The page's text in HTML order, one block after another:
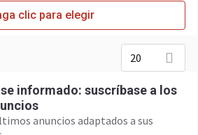
clic para elegir
20
informado: suscríbase a los
anuncios adaptados a sus